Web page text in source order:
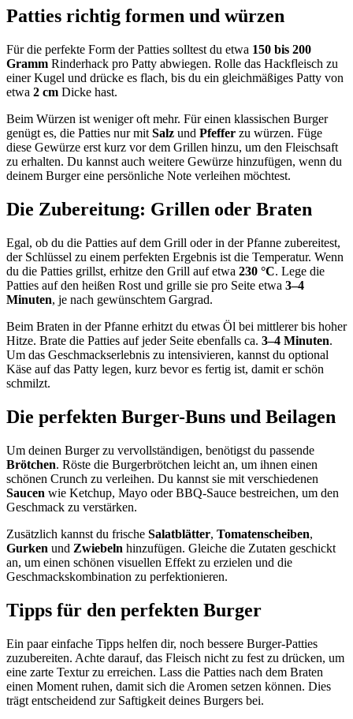
Patties richtig formen und würzen
Für die perfekte Form der Patties solltest du etwa 150 bis 200
Gramm Rinderhack pro Patty abwiegen. Rolle das Hackfleisch zu
einer Kugel und drücke es flach, bis du ein gleichmäßiges Patty von
etwa 2 cm Dicke hast.
Beim Würzen ist weniger oft mehr. Für einen klassischen Burger
genügt es, die Patties nur mit Salz und Pfeffer zu würzen. Füge
diese Gewürze erst kurz vor dem Grillen hinzu, um den Fleischsaft
zu erhalten. Du kannst auch weitere Gewürze hinzufügen, wenn du
deinem Burger eine persönliche Note verleihen möchtest.
Die Zubereitung: Grillen oder Braten
Egal, ob du die Patties auf dem Grill oder in der Pfanne zubereitest,
der Schlüssel zu einem perfekten Ergebnis ist die Temperatur. Wenn
du die Patties grillst, erhitze den Grill auf etwa 230 °C. Lege die
Patties auf den heißen Rost und grille sie pro Seite etwa 3–4
Minuten, je nach gewünschtem Gargrad.
Beim Braten in der Pfanne erhitzt du etwas Öl bei mittlerer bis hoher
Hitze. Brate die Patties auf jeder Seite ebenfalls ca. 3–4 Minuten.
Um das Geschmackserlebnis zu intensivieren, kannst du optional
Käse auf das Patty legen, kurz bevor es fertig ist, damit er schön
schmilzt.
Die perfekten Burger-Buns und Beilagen
Um deinen Burger zu vervollständigen, benötigst du passende
Brötchen. Röste die Burgerbrötchen leicht an, um ihnen einen
schönen Crunch zu verleihen. Du kannst sie mit verschiedenen
Saucen wie Ketchup, Mayo oder BBQ-Sauce bestreichen, um den
Geschmack zu verstärken.
Zusätzlich kannst du frische Salatblätter, Tomatenscheiben,
Gurken und Zwiebeln hinzufügen. Gleiche die Zutaten geschickt
an, um einen schönen visuellen Effekt zu erzielen und die
Geschmackskombination zu perfektionieren.
Tipps für den perfekten Burger
Ein paar einfache Tipps helfen dir, noch bessere Burger-Patties
zuzubereiten. Achte darauf, das Fleisch nicht zu fest zu drücken, um
eine zarte Textur zu erreichen. Lass die Patties nach dem Braten
einen Moment ruhen, damit sich die Aromen setzen können. Dies
trägt entscheidend zur Saftigkeit deines Burgers bei.